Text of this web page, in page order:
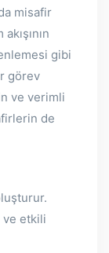
misafir
gibi
görev
ve verimli
de
ve etkili